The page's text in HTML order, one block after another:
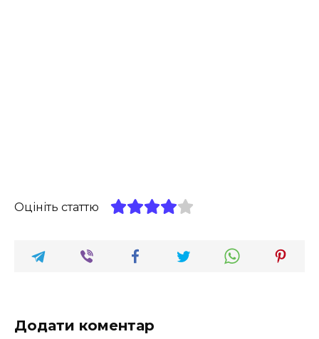
Оцініть статтю
Додати коментар